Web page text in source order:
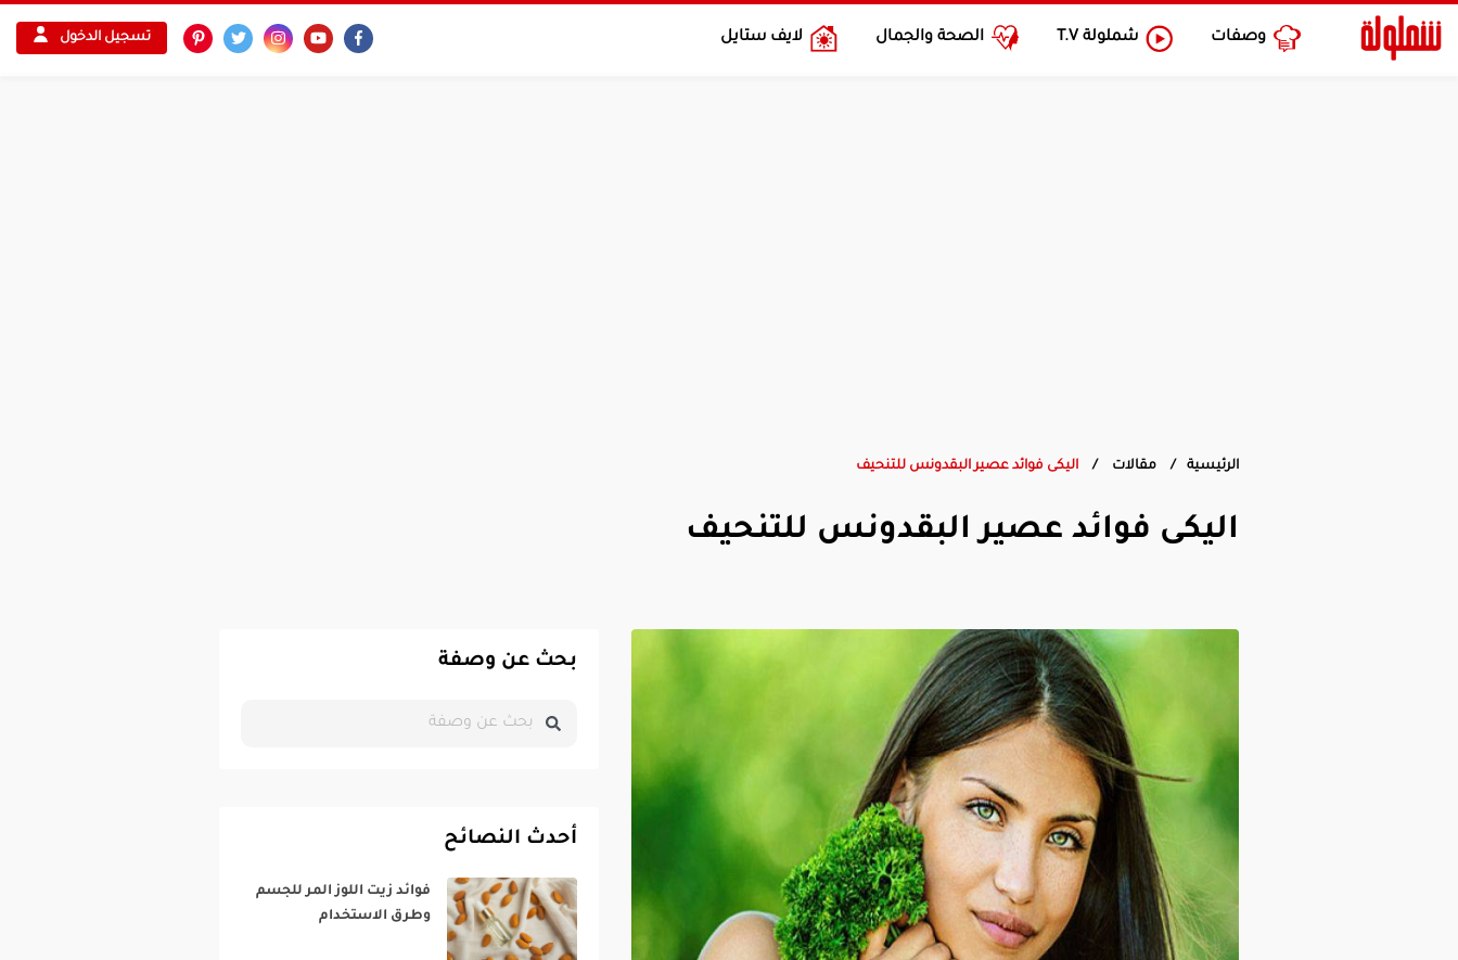
وصفات شملولة T.V الصحة والجمال لايف ستايل تسجيل الدخول
الرئيسية مقالات اليكى فوائد عصير البقدونس للتنحيف
اليكى فوائد عصير البقدونس للتنحيف
بحث عن وصفة
أحدث النصائح
فوائد زيت اللوز المر للجسم
وطرق الاستخدام‎